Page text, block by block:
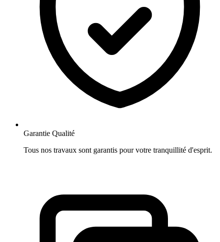
Garantie Qualité
Tous nos travaux sont garantis pour votre tranquillité d'esprit.